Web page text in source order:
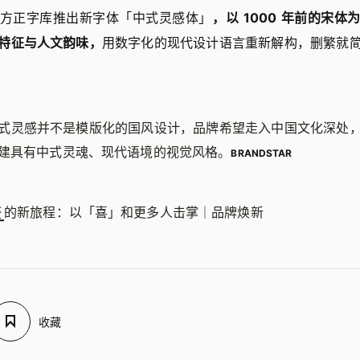
正字库推出新字体「中式灵感体」
，以 1000 年前的宋体
征与人文韵味， 用数字化的现代设计语言重新解构，删繁就
灵感并不是模版化的国风设计，品牌希望走入中国文化深处
具有中式灵魂、现代语境的视觉风格。BRANDSTAR
的新旅程：以「喜」和更多人击掌｜品牌焕新
收藏